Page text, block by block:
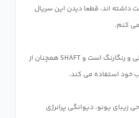
داشته اند، قطعا دیدن این سریال
هنر مثل همیشه عالی و رنگارنگ است و SHAFT همچنان از
زیبای یونو، دیوانگی پرانرژی